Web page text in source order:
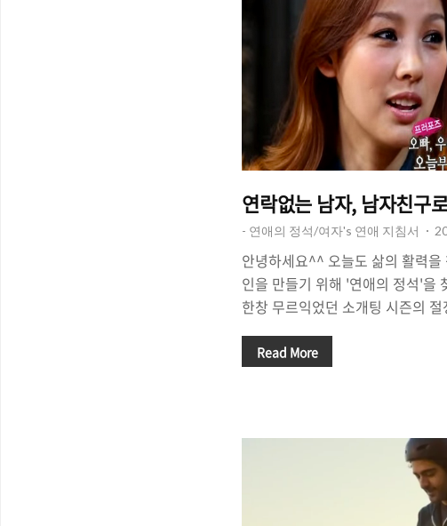
연락없는 남자, 남자친구
- 연애의 정석/여자's 연애 지침서
안녕하세요^^ 오늘도 삶의 활력을
인을 만들기 위해 '연애의 정석'을
한창 무르익었던 소개팅 시즌의
아직 어찌해야 할 바를 몰라서 머
며 하루하루를 보내다보면, 우리
니다. 그래서, 오늘은 '갑자기 연락
만드는 방법'에 대해서 이야기 해
서 남자와 여자가 만나서 관계를
Read More